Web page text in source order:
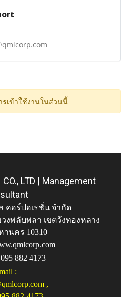
เข้าใช้งานในส่วนนี้
CO., LTD | Management
คอร์ปอเรชั่น จำกัด
งพลับพลา เขตวังทองหลาง
านคร 10310
882 4173
:
,